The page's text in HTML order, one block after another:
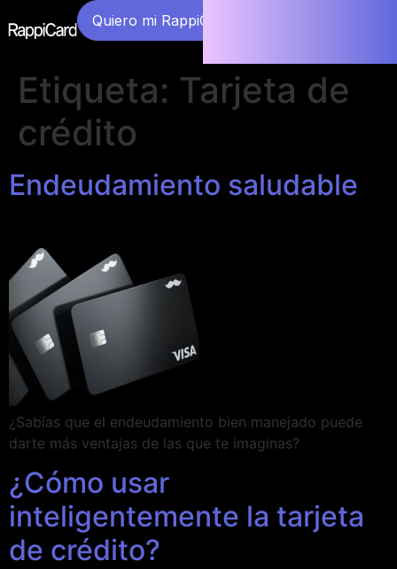
Quiero mi RappiCard
Etiqueta: Tarjeta de
crédito
Endeudamiento saludable
¿Sabías que el endeudamiento bien manejado puede
darte más ventajas de las que te imaginas?
¿Cómo usar
inteligentemente la tarjeta
de crédito?